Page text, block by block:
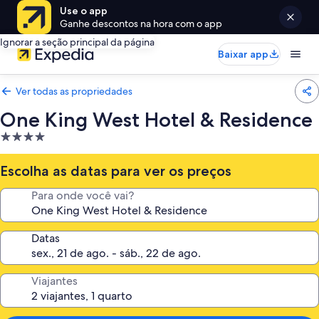
Use o app
Ganhe descontos na hora com o app
Ignorar a seção principal da página
Baixar app
Ver todas as propriedades
One King West Hotel & Residence
Propriedade
4.0
estrelas
Escolha as datas para ver os preços
Para onde você vai?
Datas
Viajantes